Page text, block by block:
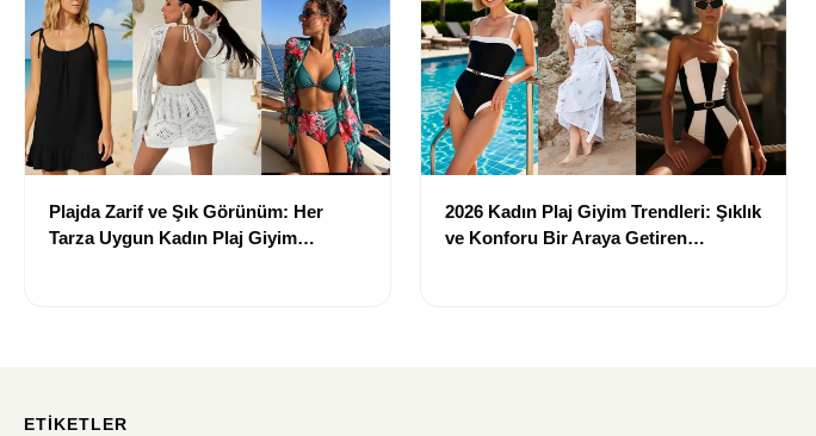
Plajda Zarif ve Şık Görünüm: Her
Tarza Uygun Kadın Plaj Giyim
2026 Kadın Plaj Giyim Trendleri: Şıklık
ve Konforu Bir Araya Getiren
ETIKETLER